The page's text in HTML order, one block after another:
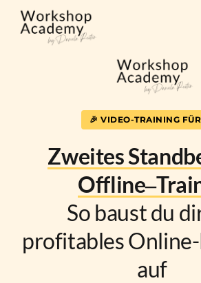
🎉 VIDEO-TRAINING
Zweites
Offline‒
So baust du
profitables
auf